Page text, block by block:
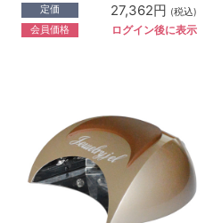
定価 27,362円 (税込)
会員価格 ログイン後に表示